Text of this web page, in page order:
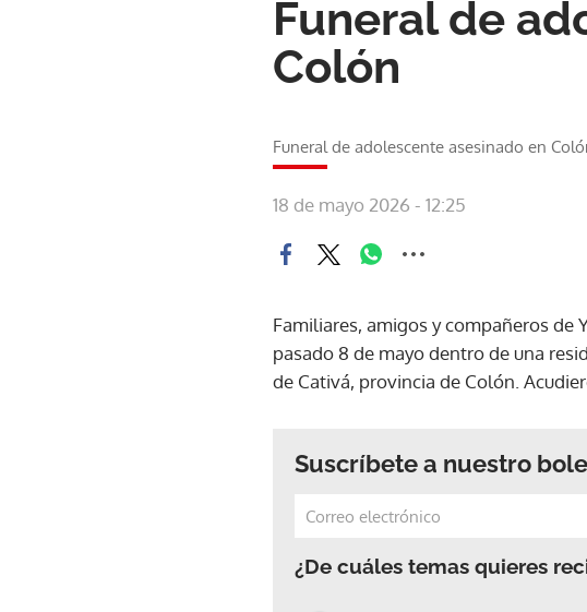
Funeral de
Colón
Funeral de adolescente asesinado en
18 de mayo 2026 - 12:25
Familiares, amigos y compañeros de
pasado 8 de mayo dentro de una
de Cativá, provincia de Colón.
Suscríbete a nuestro
¿De cuáles temas quieres